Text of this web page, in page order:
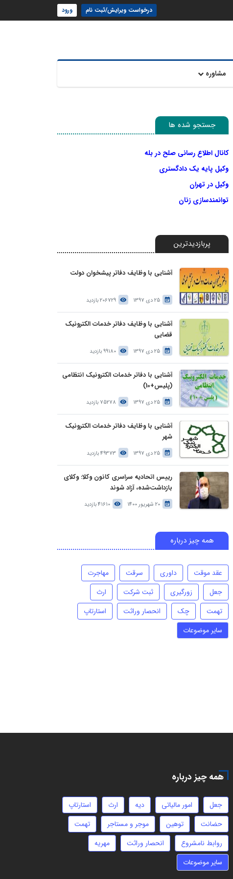
درخواست ویرایش/ثبت نام ورود
مشاوره
جستجو شده ها
کانال اطلاع رسانی صلح در بله
وکیل پایه یک دادگستری
وکیل در تهران
توانمندسازی زنان
پربازدیدترین
آشنایی با وظایف دفاتر پیشخوان دولت
25 دی 1397 206729 بازدید
آشنایی با وظایف دفاتر خدمات الکترونیک
قضایی
25 دی 1397 99180 بازدید
آشنایی با دفاتر خدمات الکترونیک انتظامی
(پلیس+10)
25 دی 1397 75278 بازدید
آشنایی با وظایف دفاتر خدمات الکترونیک
شهر
25 دی 1397 49373 بازدید
رییس اتحادیه سراسری کانون وکلا: وکلای
بازداشت‌شده، آزاد شوند
20 شهریور 1400 41610 بازدید
همه چیز درباره
عقد موقت داوری سرقت
مهاجرت
جعل
زورگیری ثبت شرکت
ارث
تهمت
چک انحصار وراثت
استارتاپ
سایر موضوعات
همه چیز درباره
جعل امور مالیاتی دیه ارث
استارتاپ
حضانت
توهین موجر و مستاجر
تهمت
روابط نامشروع
انحصار وراثت
مهریه
سایر موضوعات